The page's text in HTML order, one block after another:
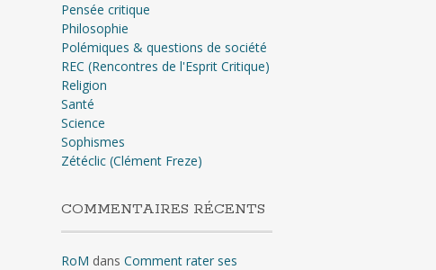
Pensée critique
Philosophie
Polémiques & questions de société
REC (Rencontres de l'Esprit Critique)
Religion
Santé
Science
Sophismes
Zétéclic (Clément Freze)
COMMENTAIRES RÉCENTS
RoM dans Comment rater ses